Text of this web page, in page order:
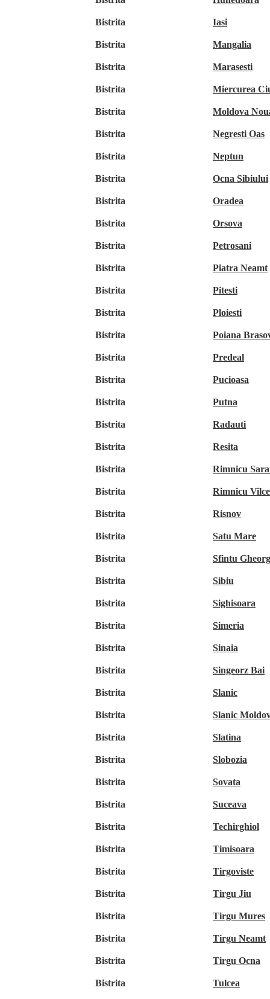
Bistrita Iasi
Bistrita Mangalia
Bistrita Marasesti
Bistrita Miercurea
Bistrita Moldova
Bistrita Negresti Oas
Bistrita Neptun
Bistrita Ocna Sibiului
Bistrita Oradea
Bistrita Orsova
Bistrita Petrosani
Bistrita Piatra Neamt
Bistrita Pitesti
Bistrita Ploiesti
Bistrita Poiana
Bistrita Predeal
Bistrita Pucioasa
Bistrita Putna
Bistrita Radauti
Bistrita Resita
Bistrita Rimnicu
Bistrita Rimnicu
Bistrita Risnov
Bistrita Satu Mare
Bistrita Sfintu
Bistrita Sibiu
Bistrita Sighisoara
Bistrita Simeria
Bistrita Sinaia
Bistrita Singeorz Bai
Bistrita Slanic
Bistrita Slanic
Bistrita Slatina
Bistrita Slobozia
Bistrita Sovata
Bistrita Suceava
Bistrita Techirghiol
Bistrita Timisoara
Bistrita Tirgoviste
Bistrita Tirgu Jiu
Bistrita Tirgu Mures
Bistrita Tirgu Neamt
Bistrita Tirgu Ocna
Bistrita Tulcea